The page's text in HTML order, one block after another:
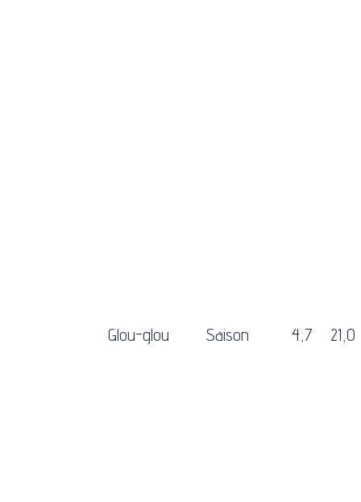
Glou-glou Saison 4,7 21,0